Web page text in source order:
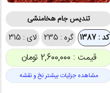
تندیس جام هخامنشی
کد : 1387 گره : 235 لای : 315
قیمت : 2,600,000 تومان
مشاهده جزئیات بیشتر نخ و نقشه